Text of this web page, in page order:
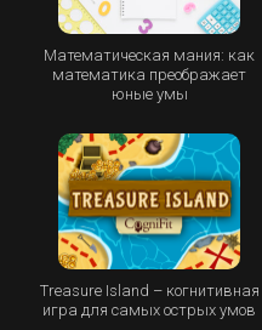
Математическая мания: как
математика преображает
юные умы
Treasure Island – когнитивная
игра для самых острых умов